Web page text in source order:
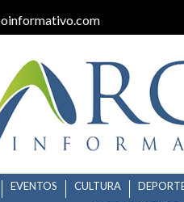
EVENTOS CULTURA